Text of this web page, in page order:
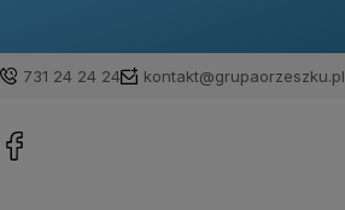
731 24 24 24 kontakt@grupaorzeszku.pl